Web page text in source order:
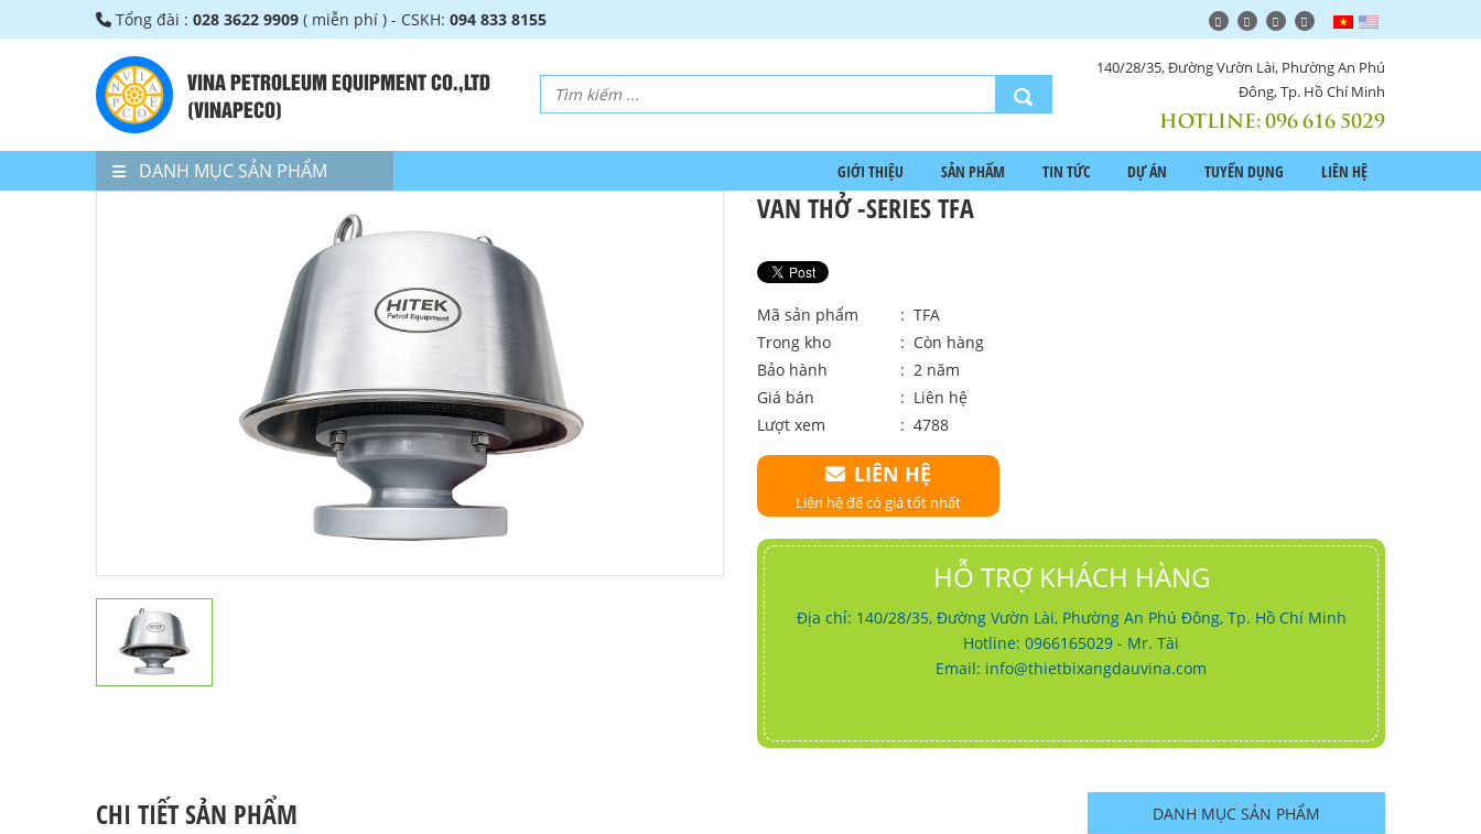
Tổng đài : 028 3622 9909 ( miễn phí ) - CSKH: 094 833 8155
VINA PETROLEUM EQUIPMENT CO.,LTD
(VINAPECO)
140/28/35, Đường Vườn Lài, Phường An Phú
Đông, Tp. Hồ Chí Minh
HOTLINE:096 616 5029
DANH MỤC SẢN PHẨM GIỚI THIỆU SẢN PHẨM TIN TỨC DỰ ÁN TUYỂN DỤNG LIÊN HỆ
VAN THỞ -SERIES TFA
Mã sản phẩm
: TFA
Trong kho
: Còn hàng
Bảo hành
: 2 năm
Giá bán
: Liên hệ
Lượt xem
: 4788
LIÊN HỆ
Liên hệ để có giá tốt nhất
HỖ TRỢ KHÁCH HÀNG
Địa chỉ: 140/28/35, Đường Vườn Lài, Phường An Phú Đông, Tp. Hồ Chí Minh
Hotline: 0966165029 - Mr. Tài
Email: info@thietbixangdauvina.com
CHI TIẾT SẢN PHẨM DANH MỤC SẢN PHẨM